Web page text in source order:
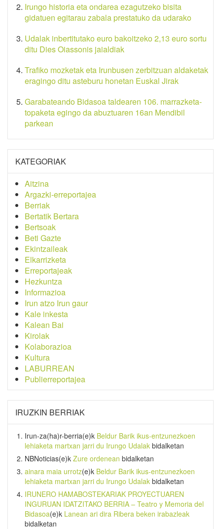
Irungo historia eta ondarea ezagutzeko bisita
gidatuen egitarau zabala prestatuko da udarako
Udalak inbertitutako euro bakoitzeko 2,13 euro sortu
ditu Dies Oiassonis jaialdiak
Trafiko mozketak eta Irunbusen zerbitzuan aldaketak
eragingo ditu asteburu honetan Euskal Jirak
Garabateando Bidasoa taldearen 106. marrazketa-
topaketa egingo da abuztuaren 16an Mendibil
parkean
KATEGORIAK
Aitzina
Argazki-erreportajea
Berriak
Bertatik Bertara
Bertsoak
Beti Gazte
Ekintzaileak
Elkarrizketa
Erreportajeak
Hezkuntza
Informazioa
Irun atzo Irun gaur
Kale inkesta
Kalean Bai
Kirolak
Kolaborazioa
Kultura
LABURREAN
Publierreportajea
IRUZKIN BERRIAK
Irun-za(ha)r-berria(e)k Beldur Barik ikus-entzunezkoen
lehiaketa martxan jarri du Irungo Udalak bidalketan
NBNoticias(e)k Zure ordenean bidalketan
ainara maia urrotz(e)k Beldur Barik ikus-entzunezkoen
lehiaketa martxan jarri du Irungo Udalak bidalketan
IRUNERO HAMABOSTEKARIAK PROYECTUAREN
INGURUAN IDATZITAKO BERRIA – Teatro y Memoria del
Bidasoa(e)k Lanean ari dira Ribera beken irabazleak
bidalketan